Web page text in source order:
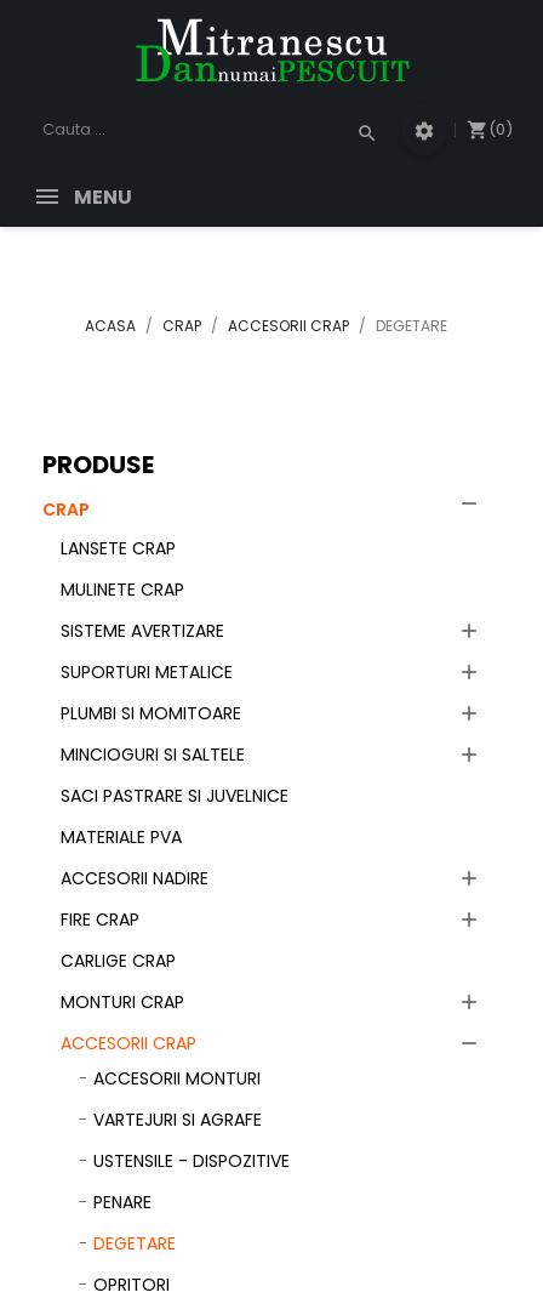
search settings shopping_cart (0)
MENU
ACASA CRAP ACCESORII CRAP DEGETARE
PRODUSE
CRAP

LANSETE CRAP
MULINETE CRAP
SISTEME AVERTIZARE

SUPORTURI METALICE

PLUMBI SI MOMITOARE

MINCIOGURI SI SALTELE

SACI PASTRARE SI JUVELNICE
MATERIALE PVA
ACCESORII NADIRE

FIRE CRAP

CARLIGE CRAP
MONTURI CRAP

ACCESORII CRAP

ACCESORII MONTURI
VARTEJURI SI AGRAFE
USTENSILE - DISPOZITIVE
PENARE
DEGETARE
OPRITORI